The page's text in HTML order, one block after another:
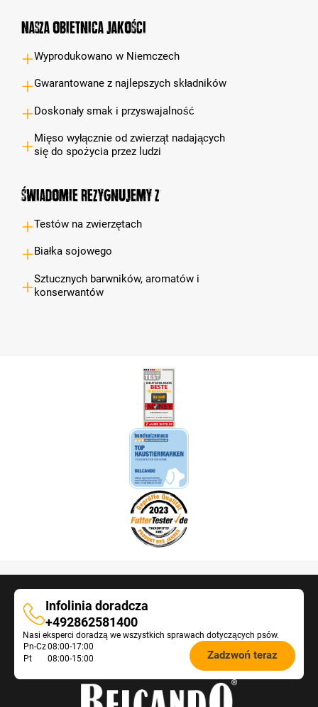
Nasza obietnica jakości
Wyprodukowano w Niemczech
Gwarantowane z najlepszych składników
Doskonały smak i przyswajalność
Mięso wyłącznie od zwierząt nadających
się do spożycia przez ludzi
Świadomie rezygnujemy z
Testów na zwierzętach
Białka sojowego
Sztucznych barwników, aromatów i
konserwantów
Infolinia doradcza
Infolinia
doradcza
+492862581400
Nasi eksperci doradzą we wszystkich sprawach dotyczących psów.
Öffnungszeiten
Futterberatung:
Pn-Cz08:00-17:00
Pt
08:00-15:00 Zadzwoń teraz